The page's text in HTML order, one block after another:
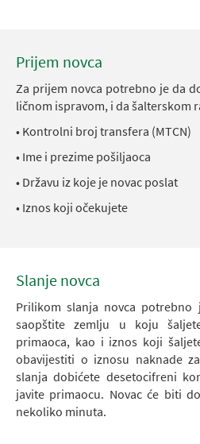
Prijem novca
Za prijem novca potrebno je da
ličnom ispravom, i da šalterskom
• Kontrolni broj transfera (MTCN)
• Ime i prezime pošiljaoca
• Državu iz koje je novac poslat
• Iznos koji očekujete
Slanje novca
Prilikom slanja novca
saopštite zemlju u koju
primaoca, kao i iznos koji
obavijestiti o iznosu naknade
slanja dobićete desetocifreni
javite primaocu. Novac će biti
nekoliko minuta.